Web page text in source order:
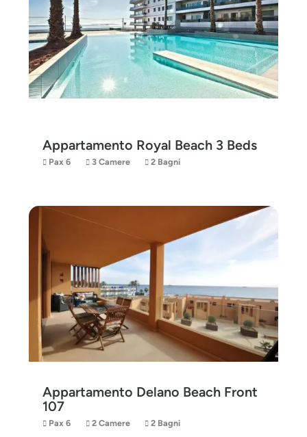
Appartamento Royal Beach 3 Beds
Pax 6 3 Camere 2 Bagni
Appartamento Delano Beach Front
107
Pax 6 2 Camere 2 Bagni